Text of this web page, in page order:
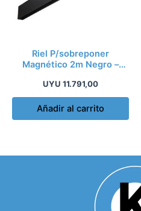
Riel P/sobreponer
Magnético 2m Negro –
UYU 11.791,00
Añadir al carrito